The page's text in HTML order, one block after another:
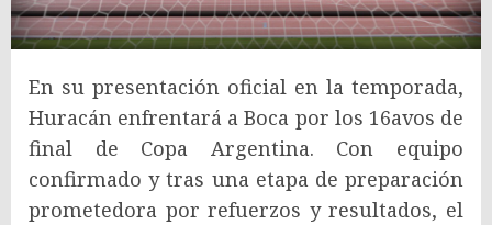
En su presentación oficial en la temporada,
Huracán enfrentará a Boca por los 16avos de
final de Copa Argentina. Con equipo
confirmado y tras una etapa de preparación
prometedora por refuerzos y resultados, el